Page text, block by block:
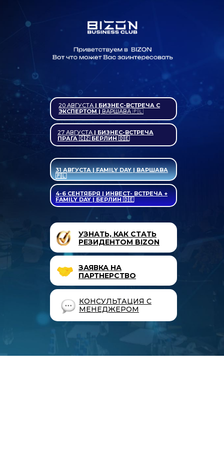
КОНСУЛЬТАЦИЯ С
МЕНЕДЖЕРОМ
УЗНАТЬ, КАК СТАТЬ
РЕЗИДЕНТОМ BIZON
ЗАЯВКА НА
ПАРТНЕРСТВО
20 АВГУСТА | БИЗНЕС-ВСТРЕЧА С
ЭКСПЕРТОМ | ВАРШАВА 🇵🇱
27 АВГУСТА | БИЗНЕС-ВСТРЕЧА
ПРАГА 🇨🇿 БЕРЛИН 🇩🇪
31 АВГУСТА | FAMILY DAY | ВАРШАВА
🇵🇱
4-6 СЕНТЯБРЯ | ИНВЕСТ- ВСТРЕЧА +
FAMILY DAY | БЕРЛИН 🇩🇪